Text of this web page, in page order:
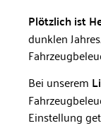
Plötzlich ist
dunklen
Bei unserem
Einstellung